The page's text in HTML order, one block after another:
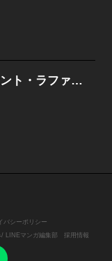
電子オリジナル セント・ラファエロ異聞
バシーポリシー
/ LINEマンガ編集部
採用情報